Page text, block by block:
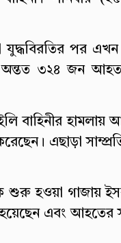
পর এখন
৩২৪ জন আহত
বাহিনীর হামলায়
এছাড়া
শুরু হওয়া গাজায়
এবং আহতের